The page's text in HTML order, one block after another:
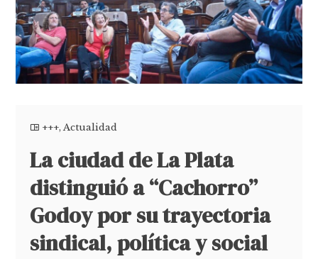
+++,Actualidad
La ciudad de La Plata
distinguió a “Cachorro”
Godoy por su trayectoria
sindical, política y social